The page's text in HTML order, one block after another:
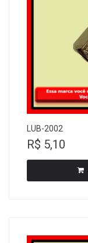
LUB-2002
R$ 5,10